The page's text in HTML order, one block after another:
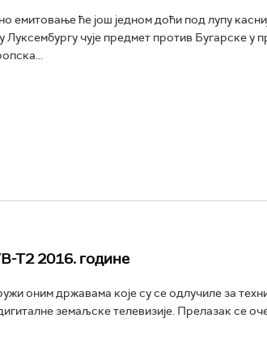
емитовање ће још једном доћи под лупу
чује предмет против Бугарске у
T2 2016. године
оним државама које су се одлучиле за
земаљске телевизије. Прелазак се